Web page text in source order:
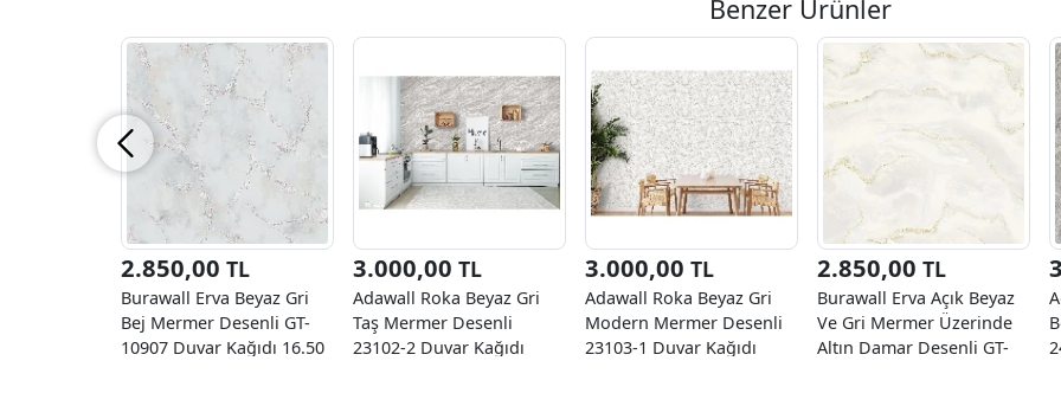
Benzer Ürünler
2.850,00 TL
Burawall Erva Beyaz Gri
Bej Mermer Desenli GT-
10907 Duvar Kağıdı 16.50
3.000,00 TL
Adawall Roka Beyaz Gri
Taş Mermer Desenli
23102-2 Duvar Kağıdı
3.000,00 TL
Adawall Roka Beyaz Gri
Modern Mermer Desenli
23103-1 Duvar Kağıdı
2.850,00 TL
Burawall Erva Açık Beyaz
Ve Gri Mermer Üzerinde
Altın Damar Desenli GT-